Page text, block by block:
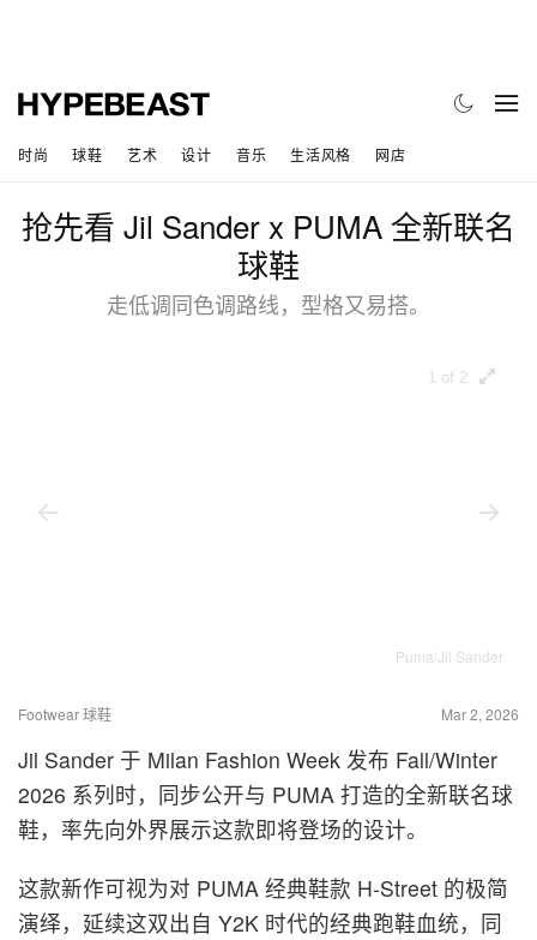
时尚 球鞋 艺术 设计 音乐 生活风格 网店
抢先看 Jil Sander x PUMA 全新联名
球鞋
走低调同色调路线，型格又易搭。
1 of 2
Puma/Jil Sander
Footwear 球鞋 Mar 2, 2026
Jil Sander 于 Milan Fashion Week 发布 Fall/Winter
2026 系列时，同步公开与 PUMA 打造的全新联名球
鞋，率先向外界展示这款即将登场的设计。
这款新作可视为对 PUMA 经典鞋款 H-Street 的极简
演绎，延续这双出自 Y2K 时代的经典跑鞋血统，同